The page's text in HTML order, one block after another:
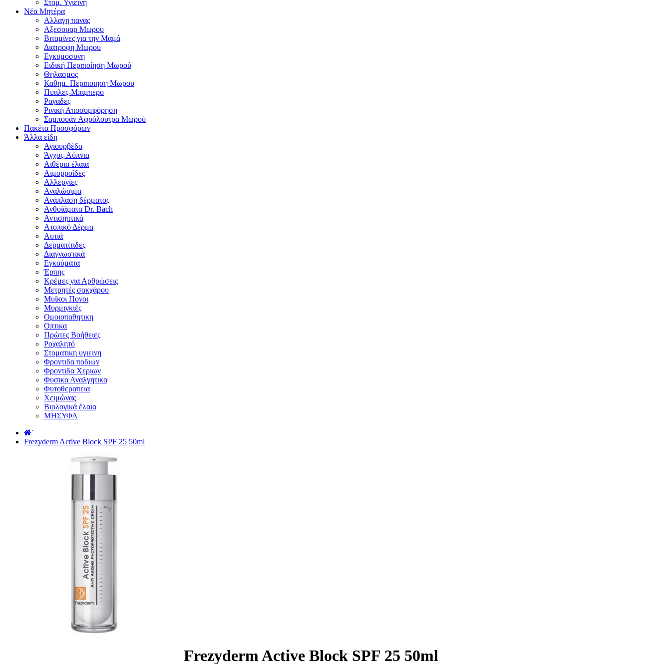
Στομ. Υγιεινή
Νέα Μητέρα
Αλλαγη πανας
Αξεσουαρ Μωρου
Βιταμίνες για την Μαμά
Διατροφη Μωρου
Εγκυμοσυνη
Ειδική Περιποίηση Μωρού
Θηλασμος
Καθημ. Περιποιηση Μωρου
Πιπιλες-Μπιμπερο
Ραγαδες
Ρινική Αποσυμφόρηση
Σαμπουάν Αφρόλουτρα Μωρού
Πακέτα Προσφόρων
Άλλα είδη
Αγιουρβέδα
Άγχος-Αϋπνια
Αιθέρια έλαια
Αιμορροΐδες
Αλλεργίες
Αναλώσιμα
Ανάπλαση δέρματος
Ανθοϊάματα Dr. Bach
Αντισηπτικά
Ατοπικό Δέρμα
Αυτιά
Δερματίτιδες
Διαγνωστικά
Εγκαύματα
Έρπης
Κρέμες για Αρθρώσεις
Μετρητές σακχάρου
Μυϊκοι Πονοι
Μυρμιγκιές
Ομοιοπαθητικη
Οπτικα
Πρώτες Βοήθειες
Ροχαλητό
Στοματικη υγιεινη
Φροντιδα ποδιων
Φροντιδα Χεριων
Φυσικα Αναλγητικα
Φυτοθεραπεια
Χειμώνας
Βιολογικά έλαια
ΜΗΣΥΦΑ
˙
Frezyderm Active Block SPF 25 50ml
Frezyderm Active Block SPF 25 50ml